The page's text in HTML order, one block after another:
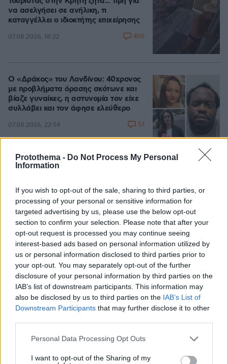
Protothema - Do Not Process My Personal
Information
If you wish to opt-out of the sale, sharing to third parties, or
processing of your personal or sensitive information for
targeted advertising by us, please use the below opt-out
section to confirm your selection. Please note that after your
opt-out request is processed you may continue seeing
interest-based ads based on personal information utilized by
us or personal information disclosed to third parties prior to
your opt-out. You may separately opt-out of the further
disclosure of your personal information by third parties on the
IAB’s list of downstream participants. This information may
also be disclosed by us to third parties on the IAB’s List of
Downstream Participants that may further disclose it to other
Please note that this website/app uses one or more Google
not limited to your visit or usage behaviour. You may click to
Personal Data Processing Opt Outs
I want to opt-out of the Sharing of my
να ασελγήσει σε ανήλικη, τι
καταγγέλλει ο ιδιοκτήτης επιχείρησης
07.08.2026, 18:22 406
Ο «Δράκος» του Λονδίνου: 40χρονος
με προβλήματα όρασης σκότωνε και
βίαζε γυναίκες, η αστυνομία τον είχε
συλλάβει και τον άφησε ελεύθερο
07.08.2026, 22:54 57
Χωροταξικό για τον τουρισμό: Οι νέοι
εκτός σχεδίου δόμηση
08.08.2026, 08:10 2
Η φωτογραφία του Τσιτσιπά αγκαλιά
με τη σύντροφό του στην Ελβετία και
η βραδινή έξοδός τους για φαγητό
08.08.2026, 09:14 17
Εντυπωσιάζει με την εμφάνισή της η
σύζυγος του Τζέντι Όσμαν στις